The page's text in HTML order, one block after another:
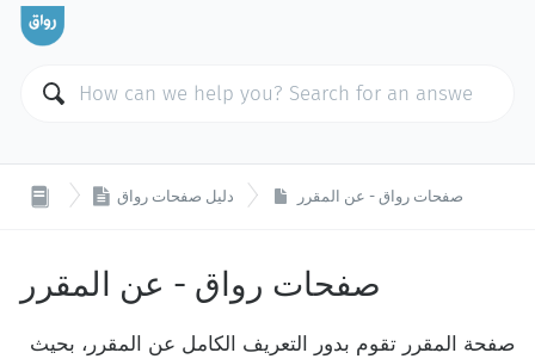
 دليل صفحات رواق صفحات رواق - عن المقرر
صفحات رواق - عن المقرر
صفحة المقرر تقوم بدور التعريف الكامل عن المقرر، بحيث